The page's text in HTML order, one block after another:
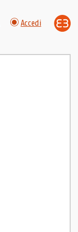
Accedi